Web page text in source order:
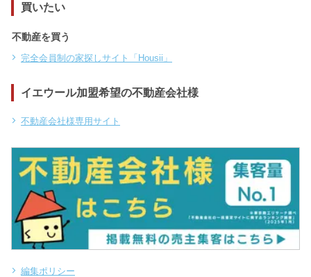
買いたい
不動産を買う
完全会員制の家探しサイト「Housii」
イエウール加盟希望の不動産会社様
不動産会社様専用サイト
編集ポリシー